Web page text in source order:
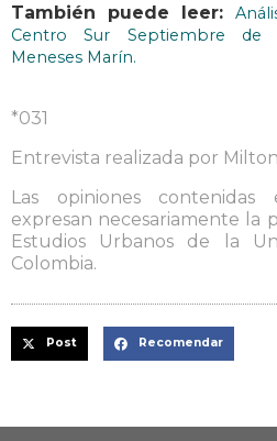
También puede leer:
Centro Sur Septiembre de
Meneses Marín.
*031
Entrevista realizada por
Las opiniones
expresan necesariamente la
Estudios Urbanos de la
Colombia.
Post Recomendar